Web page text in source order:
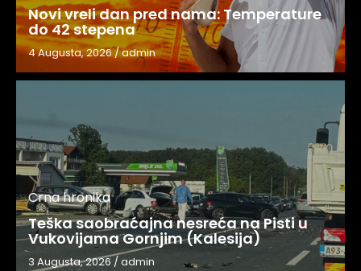
Novi vreli dan pred nama: Temperature
do 42 stepena
4 Augusta, 2026/admin
Crna hronika
Teška saobraćajna nesreća na Pisti u
Vukovijama Gornjim (Kalesija)
3 Augusta, 2026 / admin